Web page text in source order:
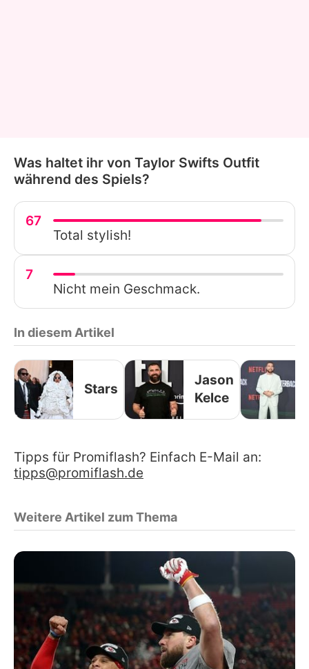
Was haltet ihr von Taylor Swifts Outfit
während des Spiels?
67
Total stylish!
7
Nicht mein Geschmack.
In diesem Artikel
Stars
Jason
Kelce
Tipps für Promiflash? Einfach E-Mail an:
tipps@promiflash.de
Weitere Artikel zum Thema